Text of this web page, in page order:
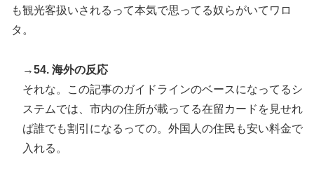
も観光客扱いされるって本気で思ってる奴らがいてワロ
タ。
→54. 海外の反応
それな。この記事のガイドラインのベースになってるシ
ステムでは、市内の住所が載ってる在留カードを見せれ
ば誰でも割引になるっての。外国人の住民も安い料金で
入れる。